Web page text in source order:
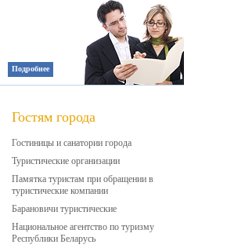
Подробнее
Гостям города
Гостиницы и санатории города
Туристические организации
Памятка туристам при обращении в
туристические компании
Барановичи туристические
Национальное агентство по туризму
Республики Беларусь